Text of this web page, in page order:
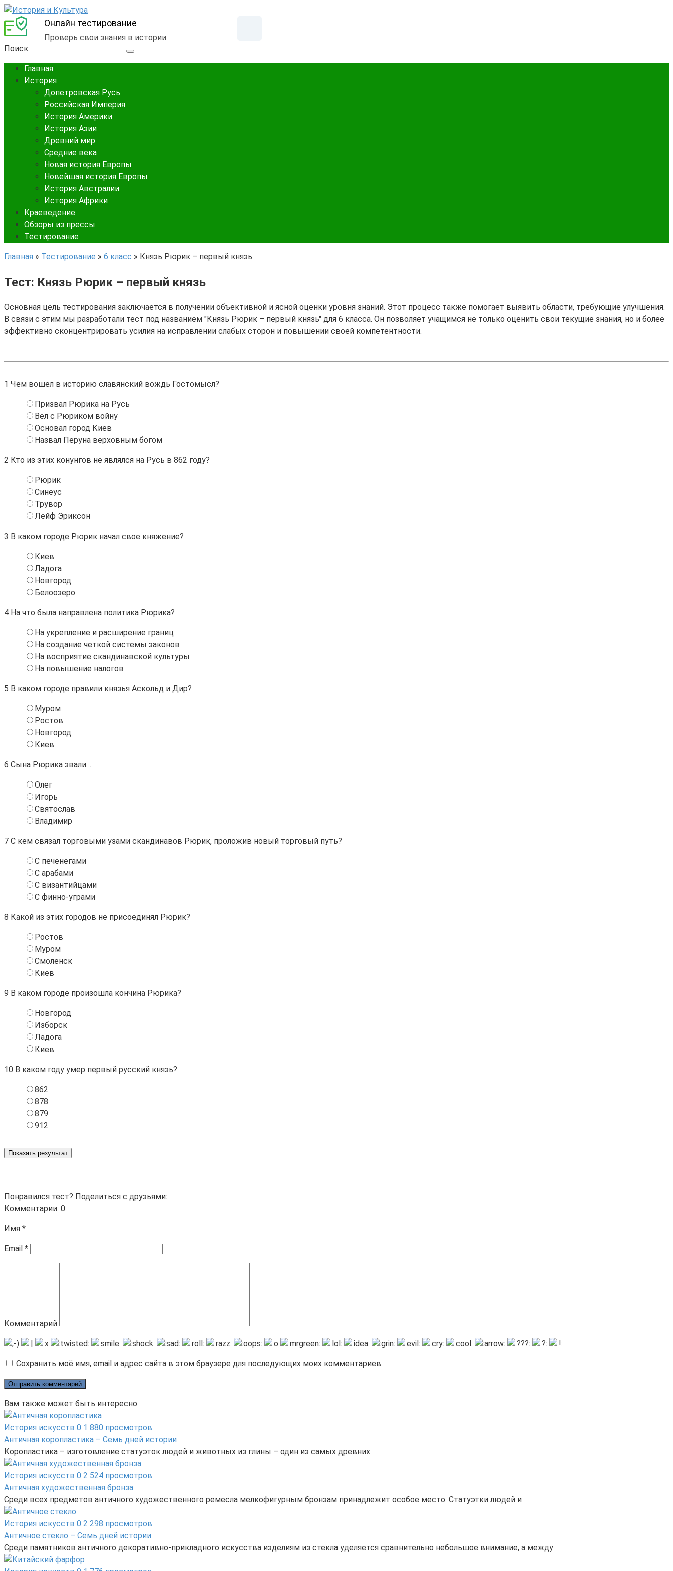
Онлайн тестирование
Проверь свои знания в истории
Поиск:
Главная
История
Допетровская Русь
Российская Империя
История Америки
История Азии
Древний мир
Средние века
Новая история Европы
Новейшая история Европы
История Австралии
История Африки
Краеведение
Обзоры из прессы
Тестирование
Главная » Тестирование » 6 класс » Князь Рюрик – первый князь
Тест: Князь Рюрик – первый князь
Основная цель тестирования заключается в получении объективной и ясной оценки уровня знаний. Этот процесс также помогает выявить области, требующие улучшения.
В связи с этим мы разработали тест под названием "Князь Рюрик – первый князь" для 6 класса. Он позволяет учащимся не только оценить свои текущие знания, но и более
эффективно сконцентрировать усилия на исправлении слабых сторон и повышении своей компетентности.
1 Чем вошел в историю славянский вождь Гостомысл?
Призвал Рюрика на Русь
Вел с Рюриком войну
Основал город Киев
Назвал Перуна верховным богом
2 Кто из этих конунгов не являлся на Русь в 862 году?
Рюрик
Синеус
Трувор
Лейф Эриксон
3 В каком городе Рюрик начал свое княжение?
Киев
Ладога
Новгород
Белоозеро
4 На что была направлена политика Рюрика?
На укрепление и расширение границ
На создание четкой системы законов
На восприятие скандинавской культуры
На повышение налогов
5 В каком городе правили князья Аскольд и Дир?
Муром
Ростов
Новгород
Киев
6 Сына Рюрика звали…
Олег
Игорь
Святослав
Владимир
7 С кем связал торговыми узами скандинавов Рюрик, проложив новый торговый путь?
С печенегами
С арабами
С византийцами
С финно-уграми
8 Какой из этих городов не присоединял Рюрик?
Ростов
Муром
Смоленск
Киев
9 В каком городе произошла кончина Рюрика?
Новгород
Изборск
Ладога
Киев
10 В каком году умер первый русский князь?
862
878
879
912
Показать результат
Понравился тест? Поделиться с друзьями:
Комментарии: 0
Имя *
Email *
Комментарий
Сохранить моё имя, email и адрес сайта в этом браузере для последующих моих комментариев.
Вам также может быть интересно
История искусств 0 1 880 просмотров
Античная коропластика – Семь дней истории
Коропластика – изготовление статуэток людей и животных из глины – один из самых древних
История искусств 0 2 524 просмотров
Античная художественная бронза
Среди всех предметов античного художественного ремесла мелкофигурным бронзам принадлежит особое место. Статуэтки людей и
История искусств 0 2 298 просмотров
Античное стекло – Семь дней истории
Среди памятников античного декоративно-прикладного искусства изделиям из стекла уделяется сравнительно небольшое внимание, а между